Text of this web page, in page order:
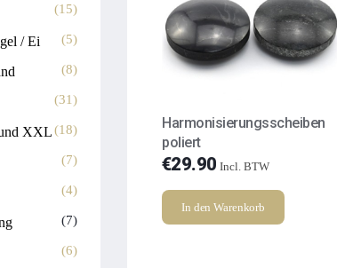
Harmonisierungsscheiben
poliert
€29.90 Incl. BTW
In den Warenkorb
(15)
/ Ei (5)
(8)
(31)
XXL(18)
(7)
(4)
(7)
(6)